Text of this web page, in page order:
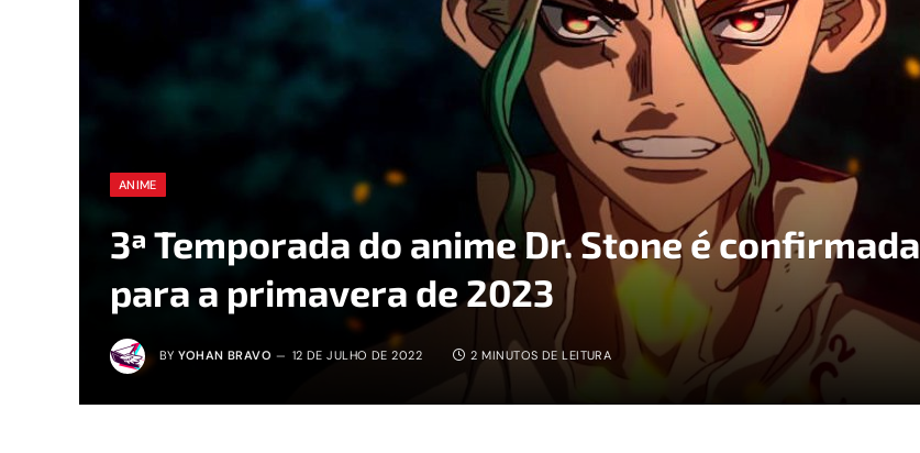
ANIME
3ª Temporada do anime Dr. Stone é confirmada
para a primavera de 2023
BY YOHAN BRAVO 12 DE JULHO DE 2022 2 MINUTOS DE LEITURA